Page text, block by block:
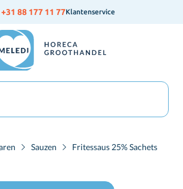
+31 88 177 11 77Klantenservice
Sauzen Fritessaus 25% Sachets